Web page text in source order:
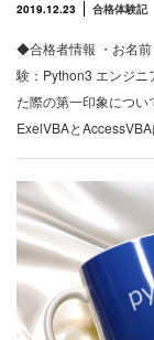
2019.12.23 合格体験記
◆合格者情報 ・お名
験：Python3 エンジ
た際の第一印象につい
ExelVBAと